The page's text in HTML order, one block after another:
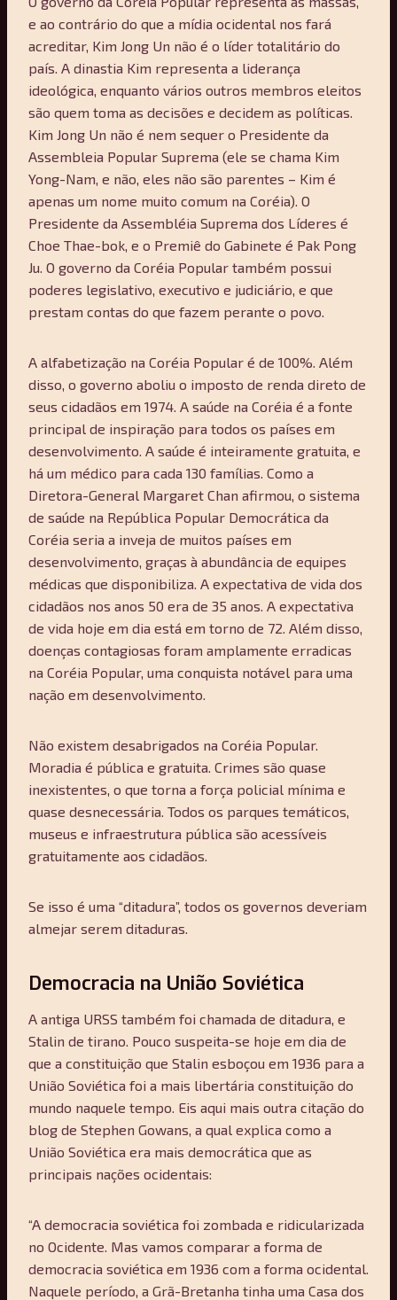
e ao contrário do que a mídia ocidental nos fará
acreditar, Kim Jong Un não é o líder totalitário do
país. A dinastia Kim representa a liderança
ideológica, enquanto vários outros membros eleitos
são quem toma as decisões e decidem as políticas.
Kim Jong Un não é nem sequer o Presidente da
Assembleia Popular Suprema (ele se chama Kim
Yong-Nam, e não, eles não são parentes – Kim é
apenas um nome muito comum na Coréia). O
Presidente da Assembléia Suprema dos Líderes é
Choe Thae-bok, e o Premiê do Gabinete é Pak Pong
Ju. O governo da Coréia Popular também possui
poderes legislativo, executivo e judiciário, e que
prestam contas do que fazem perante o povo.
A alfabetização na Coréia Popular é de 100%. Além
disso, o governo aboliu o imposto de renda direto de
seus cidadãos em 1974. A saúde na Coréia é a fonte
principal de inspiração para todos os países em
desenvolvimento. A saúde é inteiramente gratuita, e
há um médico para cada 130 famílias. Como a
Diretora-General Margaret Chan afirmou, o sistema
de saúde na República Popular Democrática da
Coréia seria a inveja de muitos países em
desenvolvimento, graças à abundância de equipes
médicas que disponibiliza. A expectativa de vida dos
cidadãos nos anos 50 era de 35 anos. A expectativa
de vida hoje em dia está em torno de 72. Além disso,
doenças contagiosas foram amplamente erradicas
na Coréia Popular, uma conquista notável para uma
nação em desenvolvimento.
Não existem desabrigados na Coréia Popular.
Moradia é pública e gratuita. Crimes são quase
inexistentes, o que torna a força policial mínima e
quase desnecessária. Todos os parques temáticos,
museus e infraestrutura pública são acessíveis
gratuitamente aos cidadãos.
Se isso é uma “ditadura”, todos os governos deveriam
almejar serem ditaduras.
Democracia na União Soviética
A antiga URSS também foi chamada de ditadura, e
Stalin de tirano. Pouco suspeita-se hoje em dia de
que a constituição que Stalin esboçou em 1936 para a
União Soviética foi a mais libertária constituição do
mundo naquele tempo. Eis aqui mais outra citação do
blog de Stephen Gowans, a qual explica como a
União Soviética era mais democrática que as
principais nações ocidentais:
“A democracia soviética foi zombada e ridicularizada
no Ocidente. Mas vamos comparar a forma de
democracia soviética em 1936 com a forma ocidental.
Naquele período, a Grã-Bretanha tinha uma Casa dos